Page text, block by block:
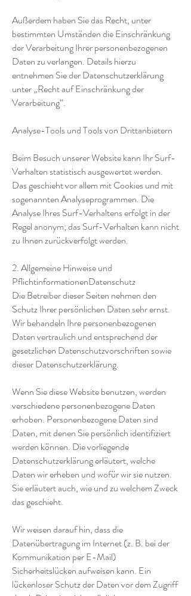
Außerdem haben Sie das Recht, unter
bestimmten Umständen die Einschränkung
der Verarbeitung Ihrer personenbezogenen
Daten zu verlangen. Details hierzu
entnehmen Sie der Datenschutzerklärung
unter „Recht auf Einschränkung der
Verarbeitung“.
Analyse-Tools und Tools von Drittanbietern
Beim Besuch unserer Website kann Ihr Surf-
Verhalten statistisch ausgewertet werden.
Das geschieht vor allem mit Cookies und mit
sogenannten Analyseprogrammen. Die
Analyse Ihres Surf-Verhaltens erfolgt in der
Regel anonym; das Surf-Verhalten kann nicht
zu Ihnen zurückverfolgt werden.
2. Allgemeine Hinweise und
PflichtinformationenDatenschutz
Die Betreiber dieser Seiten nehmen den
Schutz Ihrer persönlichen Daten sehr ernst.
Wir behandeln Ihre personenbezogenen
Daten vertraulich und entsprechend der
gesetzlichen Datenschutzvorschriften sowie
dieser Datenschutzerklärung.
Wenn Sie diese Website benutzen, werden
verschiedene personenbezogene Daten
erhoben. Personenbezogene Daten sind
Daten, mit denen Sie persönlich identifiziert
werden können. Die vorliegende
Datenschutzerklärung erläutert, welche
Daten wir erheben und wofür wir sie nutzen.
Sie erläutert auch, wie und zu welchem Zweck
das geschieht.
Wir weisen darauf hin, dass die
Datenübertragung im Internet (z. B. bei der
Kommunikation per E-Mail)
Sicherheitslücken aufweisen kann. Ein
lückenloser Schutz der Daten vor dem Zugriff